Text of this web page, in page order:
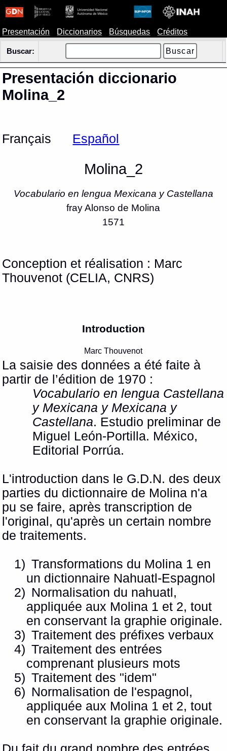
Presentación Diccionarios Búsquedas Créditos
Buscar:
Presentación diccionario
Molina_2
Français Español
Molina_2
Vocabulario en lengua Mexicana y Castellana
fray Alonso de Molina
1571
Conception et réalisation : Marc
Thouvenot (CELIA, CNRS)
Introduction
Marc Thouvenot
La saisie des données a été faite à
partir de l’édition de 1970 :
Vocabulario en lengua Castellana
y Mexicana y Mexicana y
Castellana. Estudio preliminar de
Miguel León-Portilla. México,
Editorial Porrúa.
L'introduction dans le G.D.N. des deux
parties du dictionnaire de Molina n'a
pu se faire, après transcription de
l'original, qu'après un certain nombre
de traitements.
1) Transformations du Molina 1 en
un dictionnaire Nahuatl-Espagnol
2) Normalisation du nahuatl,
appliquée aux Molina 1 et 2, tout
en conservant la graphie originale.
3) Traitement des préfixes verbaux
4) Traitement des entrées
comprenant plusieurs mots
5) Traitement des "idem"
6) Normalisation de l'espagnol,
appliquée aux Molina 1 et 2, tout
en conservant la graphie originale.